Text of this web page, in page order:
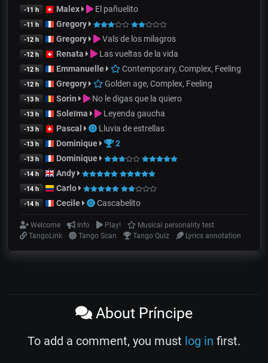
-11 h Malex El pañuelito
-11 h Gregory
-12 h Gregory Vals de los milagros
-12 h Renata Las vueltas de la vida
-12 h Emmanuelle Contemporary, Complex, Feeling
-12 h Gregory Golden age, Complex, Feeling
-13 h Sorin No le digas que la quiero
-13 h Soleïma Leyenda gaucha
-13 h Pascal Lluvia de estrellas
-13 h Dominique 2
-13 h Dominique
-14 h Andy
-14 h Carlo
-14 h Cecile Cascabelito
Welcome Info Play!
Musical personality test
TangoLink
Tango Scan Tango Quiz Lyrics annotation
About Príncipe
To add a comment, you must log in first.